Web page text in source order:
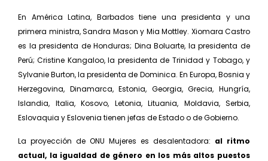
En América Latina, Barbados tiene una presidenta y una
primera ministra, Sandra Mason y Mia Mottley. Xiomara Castro
es la presidenta de Honduras; Dina Boluarte, la presidenta de
Perú; Cristine Kangaloo, la presidenta de Trinidad y Tobago, y
Sylvanie Burton, la presidenta de Dominica. En Europa, Bosnia y
Herzegovina, Dinamarca, Estonia, Georgia, Grecia, Hungría,
Islandia, Italia, Kosovo, Letonia, Lituania, Moldavia, Serbia,
Eslovaquia y Eslovenia tienen jefas de Estado o de Gobierno.
La proyección de ONU Mujeres es desalentadora: al ritmo
actual, la igualdad de género en los más altos puestos